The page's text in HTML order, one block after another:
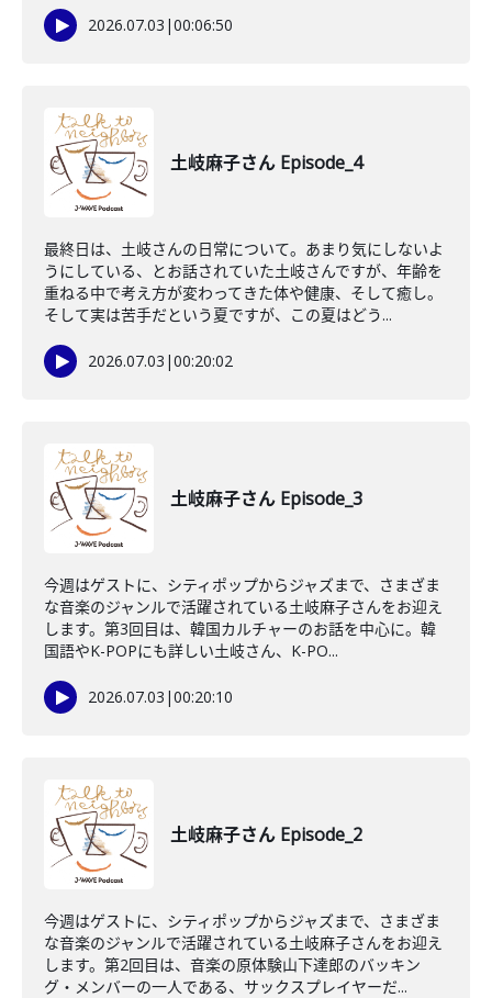
2026.07.03 |00:06:50
土岐麻子さん Episode_4
最終日は、土岐さんの日常について。あまり気にしないよ
うにしている、とお話されていた土岐さんですが、年齢を
重ねる中で考え方が変わってきた体や健康、そして癒し。
そして実は苦手だという夏ですが、この夏はどう...
2026.07.03 |00:20:02
土岐麻子さん Episode_3
今週はゲストに、シティポップからジャズまで、さまざま
な音楽のジャンルで活躍されている土岐麻子さんをお迎え
します。第3回目は、韓国カルチャーのお話を中心に。韓
国語やK-POPにも詳しい土岐さん、K-PO...
2026.07.03 |00:20:10
土岐麻子さん Episode_2
今週はゲストに、シティポップからジャズまで、さまざま
な音楽のジャンルで活躍されている土岐麻子さんをお迎え
します。第2回目は、音楽の原体験山下達郎のバッキン
グ・メンバーの一人である、サックスプレイヤーだ...